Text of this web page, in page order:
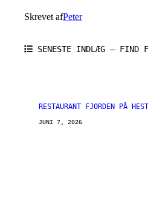
Skrevet afPeter
SENESTE INDLÆG – FIND
RESTAURANT FJORDEN PÅ
JUNI 7, 2026